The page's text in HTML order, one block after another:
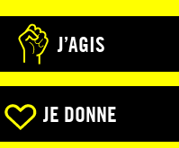
J’AGIS
JE DONNE